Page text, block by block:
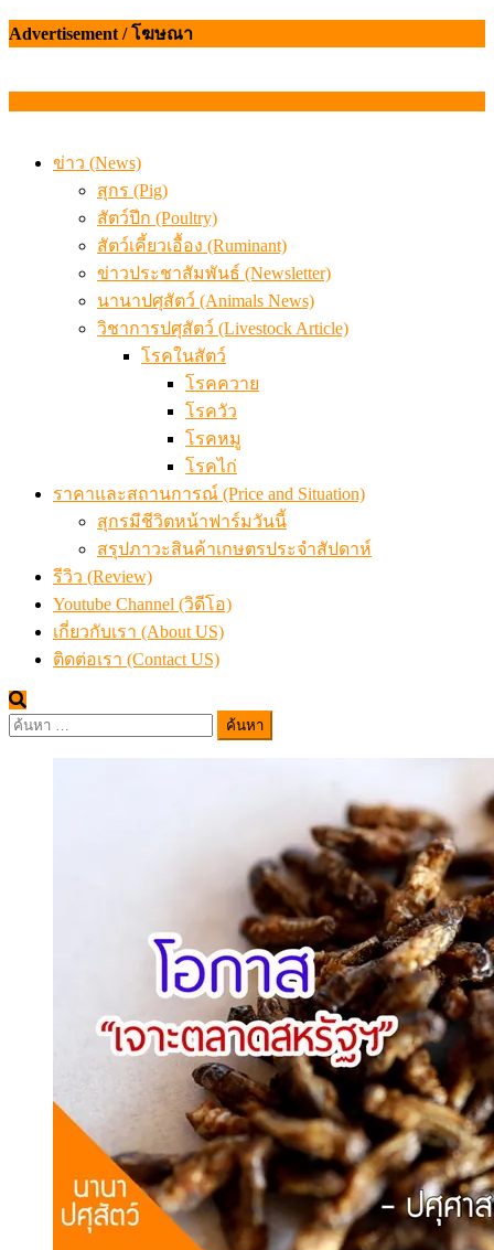
Advertisement / โฆษณา
ข่าว (News)
สุกร (Pig)
สัตว์ปีก (Poultry)
สัตว์เคี้ยวเอื้อง (Ruminant)
ข่าวประชาสัมพันธ์ (Newsletter)
นานาปศุสัตว์ (Animals News)
วิชาการปศุสัตว์ (Livestock Article)
โรคในสัตว์
โรคควาย
โรควัว
โรคหมู
โรคไก่
ราคาและสถานการณ์ (Price and Situation)
สุกรมีชีวิตหน้าฟาร์มวันนี้
สรุปภาวะสินค้าเกษตรประจำสัปดาห์
รีวิว (Review)
Youtube Channel (วิดีโอ)
เกี่ยวกับเรา (About US)
ติดต่อเรา (Contact US)
ค้นหา